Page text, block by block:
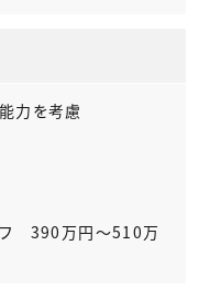
力を考慮
フ 390万円〜510万